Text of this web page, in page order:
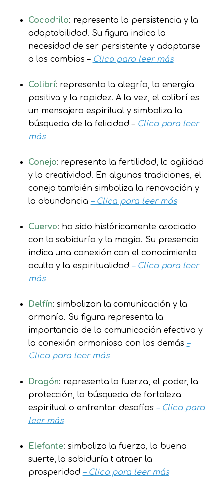
Cocodrilo: representa la persistencia y la
adaptabilidad. Su figura indica la
necesidad de ser persistente y adaptarse
a los cambios – Clica para leer más
Colibrí: representa la alegría, la energía
positiva y la rapidez. A la vez, el colibrí es
un mensajero espiritual y simboliza la
búsqueda de la felicidad – Clica para leer
más
Conejo: representa la fertilidad, la agilidad
y la creatividad. En algunas tradiciones, el
conejo también simboliza la renovación y
la abundancia – Clica para leer más
Cuervo: ha sido históricamente asociado
con la sabiduría y la magia. Su presencia
indica una conexión con el conocimiento
oculto y la espiritualidad – Clica para leer
más
Delfín: simbolizan la comunicación y la
armonía. Su figura representa la
importancia de la comunicación efectiva y
la conexión armoniosa con los demás –
Clica para leer más
Dragón: representa la fuerza, el poder, la
protección, la búsqueda de fortaleza
espiritual o enfrentar desafíos – Clica para
leer más
Elefante: simboliza la fuerza, la buena
suerte, la sabiduría t atraer la
prosperidad – Clica para leer más